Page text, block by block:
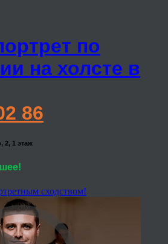
по
на холсте в
86
2, 1 этаж
сходством!